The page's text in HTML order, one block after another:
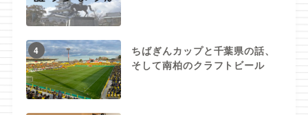
4
ちばぎんカップと千葉県の話、
そして南柏のクラフトビール